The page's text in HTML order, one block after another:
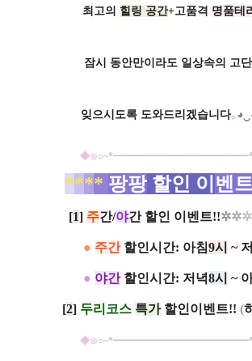
최고의 힐링 공간+고품격 명품테
잠시 동안만이라도 일상속의 고
잊으시도록 도와드리겠습니다｡
◆⊙
**** 팡팡 할인 이 벤
​​[1] 주간/야간 할인 이벤트!!✲✲✲
● 주간할인시간: ​아침9시 ~
● 야간 할인시간: 저녁8시 ~
​​[2] 두리 코스 특가할인이벤트!! (
◆⊙